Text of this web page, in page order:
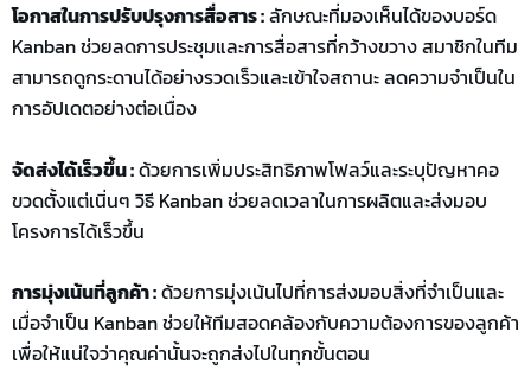
โอกาสในการปรับปรุงการสื่อสาร :ลักษณะที่มองเห็นได้ของบอร์ด
Kanban ช่วยลดการประชุมและการสื่อสารที่กว้างขวาง สมาชิกในทีม
สามารถดูกระดานได้อย่างรวดเร็วและเข้าใจสถานะ ลดความจำเป็นใน
การอัปเดตอย่างต่อเนื่อง
จัดส่งได้เร็วขึ้น :ด้วยการเพิ่มประสิทธิภาพโฟลว์และระบุปัญหาคอ
ขวดตั้งแต่เนิ่นๆ วิธี Kanban ช่วยลดเวลาในการผลิตและส่งมอบ
โครงการได้เร็วขึ้น
การมุ่งเน้นที่ลูกค้า :ด้วยการมุ่งเน้นไปที่การส่งมอบสิ่งที่จำเป็นและ
เมื่อจำเป็น Kanban ช่วยให้ทีมสอดคล้องกับความต้องการของลูกค้า
เพื่อให้แน่ใจว่าคุณค่านั้นจะถูกส่งไปในทุกขั้นตอน